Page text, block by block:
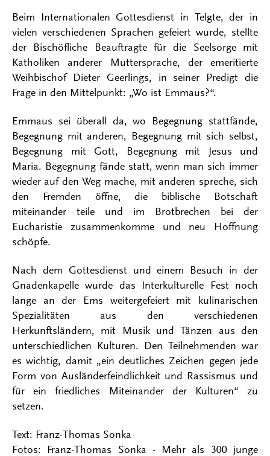
Beim Internationalen Gottesdienst in Telgte, der in
vielen verschiedenen Sprachen gefeiert wurde, stellte
der Bischöfliche Beauftragte für die Seelsorge mit
Katholiken anderer Muttersprache, der emeritierte
Weihbischof Dieter Geerlings, in seiner Predigt die
Frage in den Mittelpunkt: „Wo ist Emmaus?“.
Emmaus sei überall da, wo Begegnung stattfände,
Begegnung mit anderen, Begegnung mit sich selbst,
Begegnung mit Gott, Begegnung mit Jesus und
Maria. Begegnung fände statt, wenn man sich immer
wieder auf den Weg mache, mit anderen spreche, sich
den Fremden öffne, die biblische Botschaft
miteinander teile und im Brotbrechen bei der
Eucharistie zusammenkomme und neu Hoffnung
schöpfe.
Nach dem Gottesdienst und einem Besuch in der
Gnadenkapelle wurde das Interkulturelle Fest noch
lange an der Ems weitergefeiert mit kulinarischen
Spezialitäten aus den verschiedenen
Herkunftsländern, mit Musik und Tänzen aus den
unterschiedlichen Kulturen. Den Teilnehmenden war
es wichtig, damit „ein deutliches Zeichen gegen jede
Form von Ausländerfeindlichkeit und Rassismus und
für ein friedliches Miteinander der Kulturen“ zu
setzen.
Text: Franz-Thomas Sonka
Fotos: Franz-Thomas Sonka - Mehr als 300 junge